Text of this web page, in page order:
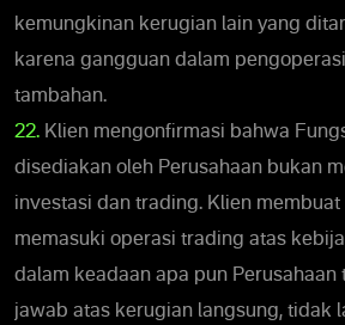
kemungkinan kerugian lain yang
karena gangguan dalam
tambahan.
22. Klien mengonfirmasi bahwa
disediakan oleh Perusahaan bukan
investasi dan trading. Klien
memasuki operasi trading atas
dalam keadaan apa pun
jawab atas kerugian langsung, tidak